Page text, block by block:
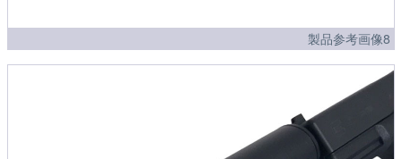
製品参考画像8